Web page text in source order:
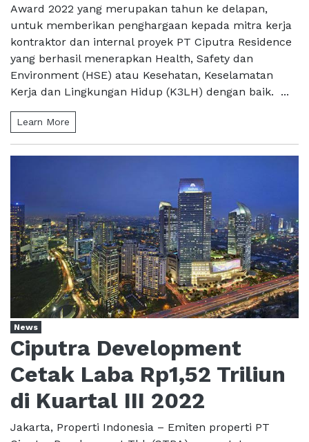
Award 2022 yang merupakan tahun ke delapan,
untuk memberikan penghargaan kepada mitra kerja
kontraktor dan internal proyek PT Ciputra Residence
yang berhasil menerapkan Health, Safety dan
Environment (HSE) atau Kesehatan, Keselamatan
Kerja dan Lingkungan Hidup (K3LH) dengan baik. ...
Learn More
News
Ciputra Development
Cetak Laba Rp1,52 Triliun
di Kuartal III 2022
Jakarta, Properti Indonesia – Emiten properti PT